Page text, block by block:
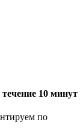
10 минут
по